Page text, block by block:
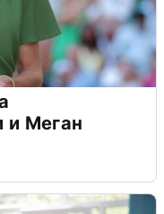
и Меган